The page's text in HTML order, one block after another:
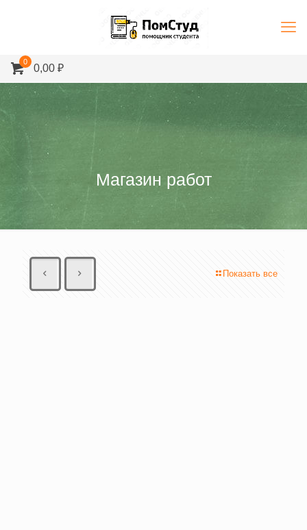
0
0,00 ₽
Магазин работ
Показать все